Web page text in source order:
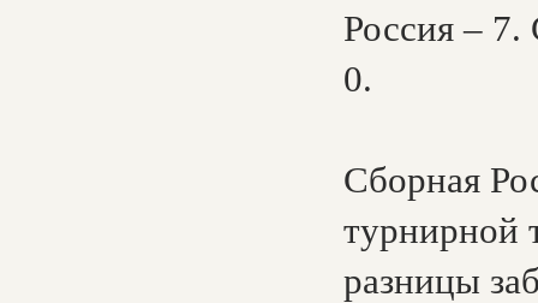
Россия – 7.
0.
Сборная
турнирной
разницы